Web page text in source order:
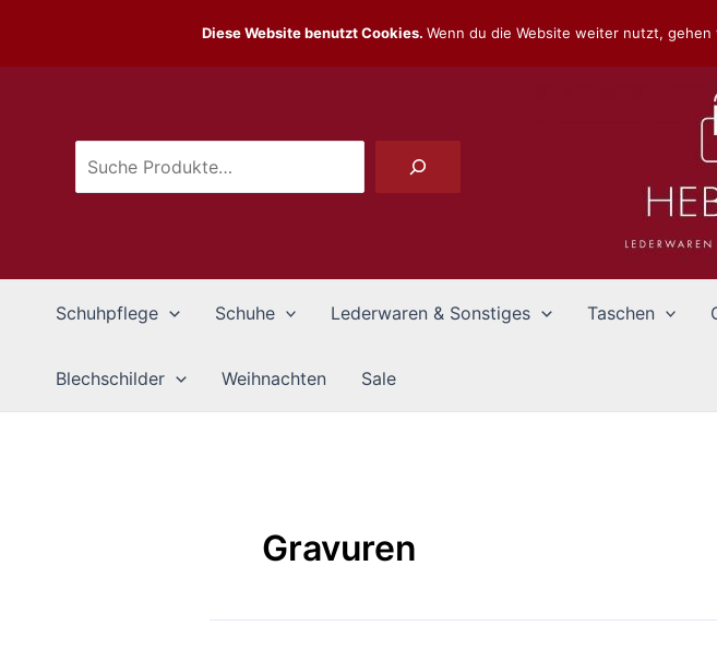
springen Suchen
Schuhpflege Schuhe Lederwaren & Sonstiges Taschen
Blechschilder Weihnachten Sale
Gravuren
Diese Website benutzt Cookies. Wenn du die Website weiter nutzt,